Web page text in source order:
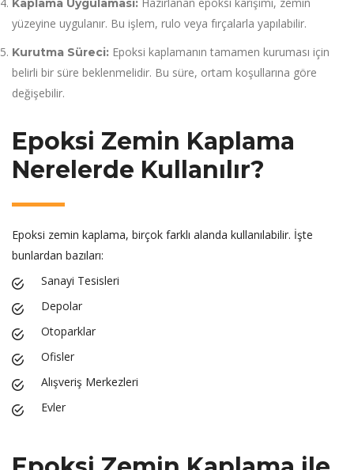
Kaplama Uygulaması:
yüzeyine uygulanır. Bu işlem, rulo veya fırçalarla yapılabilir.
Kurutma Süreci: Epoksi kaplamanın tamamen kuruması için
belirli bir süre beklenmelidir. Bu süre, ortam koşullarına göre
değişebilir.
Epoksi Zemin Kaplama
Nerelerde Kullanılır?
Epoksi zemin kaplama, birçok farklı alanda kullanılabilir. İşte
bunlardan bazıları:
Sanayi Tesisleri
Depolar
Otoparklar
Ofisler
Alışveriş Merkezleri
Evler